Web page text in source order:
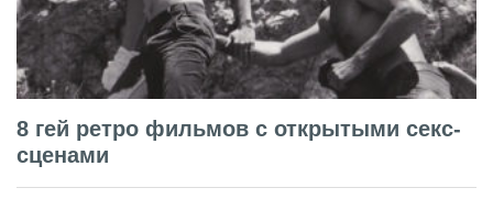
8 гей ретро фильмов с открытыми секс-
сценами